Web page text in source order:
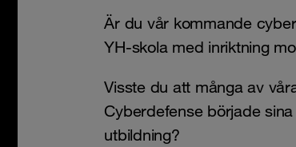
Är du vår kommande
YH-skola med inriktning
Visste du att många av
Cyberdefense började
utbildning?